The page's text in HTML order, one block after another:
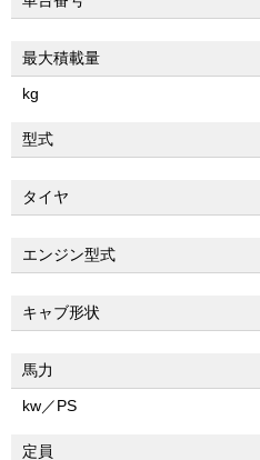
最大積載量
kg
型式
タイヤ
エンジン型式
キャブ形状
馬力
kw／PS
定員